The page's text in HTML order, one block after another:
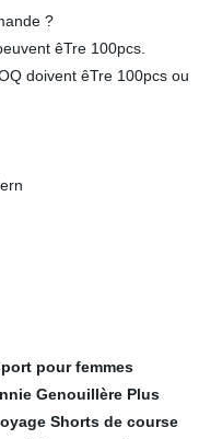
?
êTre 100pcs.
doivent êTre 100pcs ou
pour femmes
Genouillère Plus
Shorts de course